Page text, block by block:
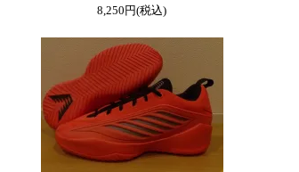
8,250円(税込)